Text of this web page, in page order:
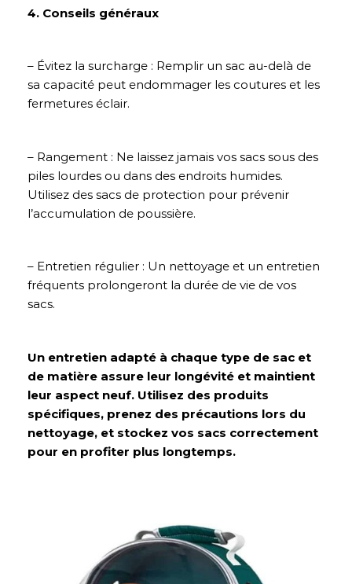
4. Conseils généraux
– Évitez la surcharge : Remplir un sac au-delà de
sa capacité peut endommager les coutures et les
fermetures éclair.
– Rangement : Ne laissez jamais vos sacs sous des
piles lourdes ou dans des endroits humides.
Utilisez des sacs de protection pour prévenir
l’accumulation de poussière.
– Entretien régulier : Un nettoyage et un entretien
fréquents prolongeront la durée de vie de vos
sacs.
Un entretien adapté à chaque type de sac et
de matière assure leur longévité et maintient
leur aspect neuf. Utilisez des produits
spécifiques, prenez des précautions lors du
nettoyage, et stockez vos sacs correctement
pour en profiter plus longtemps.